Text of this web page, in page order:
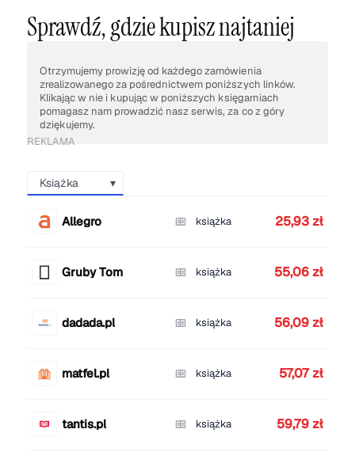
Sprawdź, gdzie kupisz najtaniej
Otrzymujemy prowizję od każdego zamówienia
zrealizowanego za pośrednictwem poniższych linków.
Klikając w nie i kupując w poniższych księgarniach
pomagasz nam prowadzić nasz serwis, za co z góry
dziękujemy.
REKLAMA
Książka
Allegro książka 25,93 zł
Gruby Tom książka 55,06 zł
dadada.pl książka 56,09 zł
matfel.pl książka 57,07 zł
tantis.pl książka 59,79 zł